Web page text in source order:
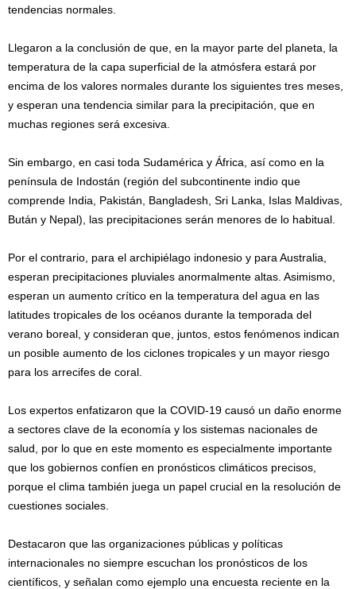
tendencias normales.
Llegaron a la conclusión de que, en la mayor parte del planeta, la
temperatura de la capa superficial de la atmósfera estará por
encima de los valores normales durante los siguientes tres meses,
y esperan una tendencia similar para la precipitación, que en
muchas regiones será excesiva.
Sin embargo, en casi toda Sudamérica y África, así como en la
península de Indostán (región del subcontinente indio que
comprende India, Pakistán, Bangladesh, Sri Lanka, Islas Maldivas,
Bután y Nepal), las precipitaciones serán menores de lo habitual.
Por el contrario, para el archipiélago indonesio y para Australia,
esperan precipitaciones pluviales anormalmente altas. Asimismo,
esperan un aumento crítico en la temperatura del agua en las
latitudes tropicales de los océanos durante la temporada del
verano boreal, y consideran que, juntos, estos fenómenos indican
un posible aumento de los ciclones tropicales y un mayor riesgo
para los arrecifes de coral.
Los expertos enfatizaron que la COVID-19 causó un daño enorme
a sectores clave de la economía y los sistemas nacionales de
salud, por lo que en este momento es especialmente importante
que los gobiernos confíen en pronósticos climáticos precisos,
porque el clima también juega un papel crucial en la resolución de
cuestiones sociales.
Destacaron que las organizaciones públicas y políticas
internacionales no siempre escuchan los pronósticos de los
científicos, y señalan como ejemplo una encuesta reciente en la